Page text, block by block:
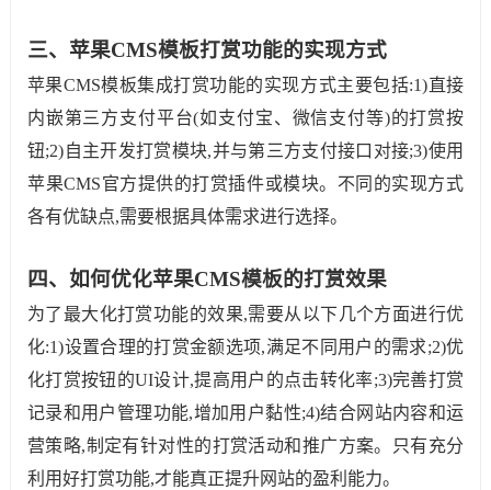
三、苹果CMS模板打赏功能的实现方式
苹果CMS模板集成打赏功能的实现方式主要包括:1)直接
内嵌第三方支付平台(如支付宝、微信支付等)的打赏按
钮;2)自主开发打赏模块,并与第三方支付接口对接;3)使用
苹果CMS官方提供的打赏插件或模块。不同的实现方式
各有优缺点,需要根据具体需求进行选择。
四、如何优化苹果CMS模板的打赏效果
为了最大化打赏功能的效果,需要从以下几个方面进行优
化:1)设置合理的打赏金额选项,满足不同用户的需求;2)优
化打赏按钮的UI设计,提高用户的点击转化率;3)完善打赏
记录和用户管理功能,增加用户黏性;4)结合网站内容和运
营策略,制定有针对性的打赏活动和推广方案。只有充分
利用好打赏功能,才能真正提升网站的盈利能力。